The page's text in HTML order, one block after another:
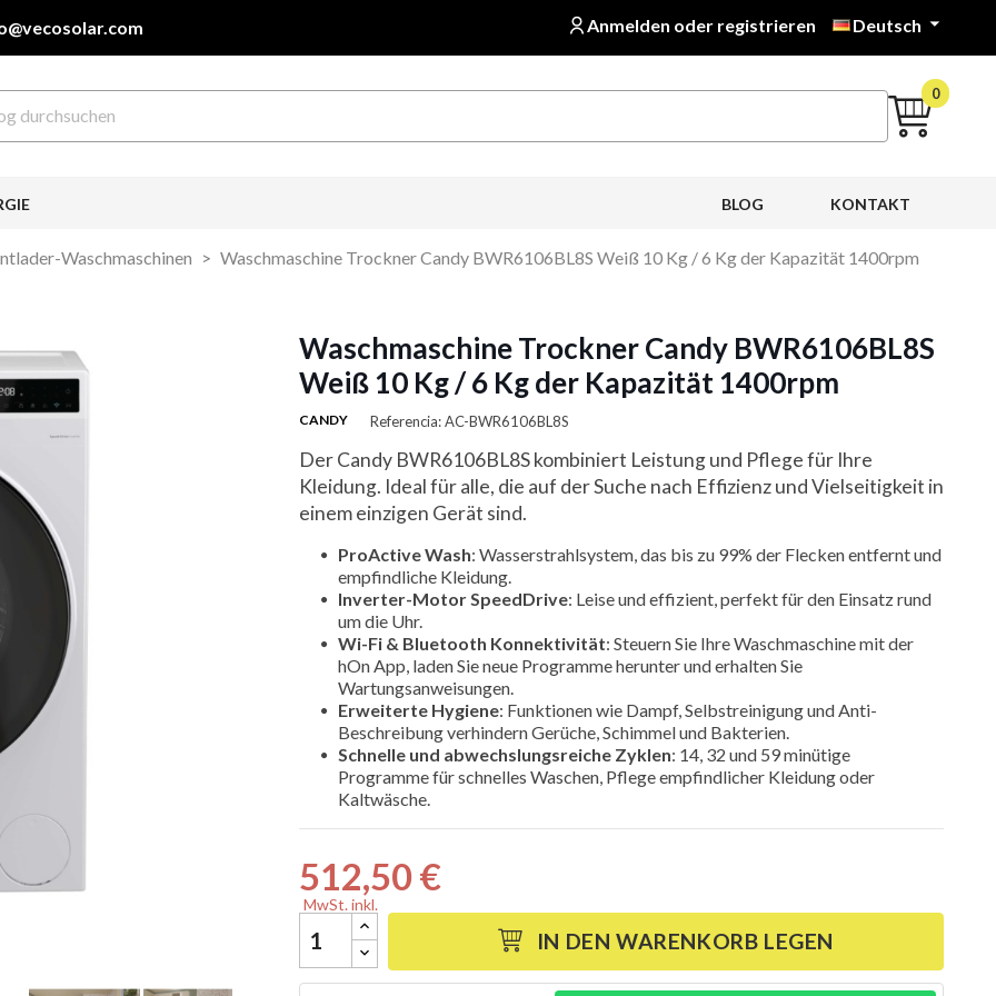
Anmelden oder registrieren Deutsch 
0
KONTAKT
BLOG
Waschmaschinen Waschmaschine Trockner Candy BWR6106BL8S Weiß 10 Kg / 6 Kg der Kapazität 1400rpm
Waschmaschine Trockner Candy BWR6106BL8S
Weiß 10 Kg / 6 Kg der Kapazität 1400rpm
CANDY Referencia: AC-BWR6106BL8S
Der Candy BWR6106BL8S kombiniert Leistung und Pflege für Ihre
Kleidung. Ideal für alle, die auf der Suche nach Effizienz und Vielseitigkeit in
einem einzigen Gerät sind.
ProActive Wash: Wasserstrahlsystem, das bis zu 99% der Flecken entfernt und
empfindliche Kleidung.
Inverter-Motor SpeedDrive: Leise und effizient, perfekt für den Einsatz rund
um die Uhr.
Wi-Fi & Bluetooth Konnektivität: Steuern Sie Ihre Waschmaschine mit der
hOn App, laden Sie neue Programme herunter und erhalten Sie
Wartungsanweisungen.
Erweiterte Hygiene: Funktionen wie Dampf, Selbstreinigung und Anti-
Beschreibung verhindern Gerüche, Schimmel und Bakterien.
Schnelle und abwechslungsreiche Zyklen: 14, 32 und 59 minütige
Programme für schnelles Waschen, Pflege empfindlicher Kleidung oder
Kaltwäsche.
512,50 €
MwSt. inkl.
IN DEN WARENKORB LEGEN